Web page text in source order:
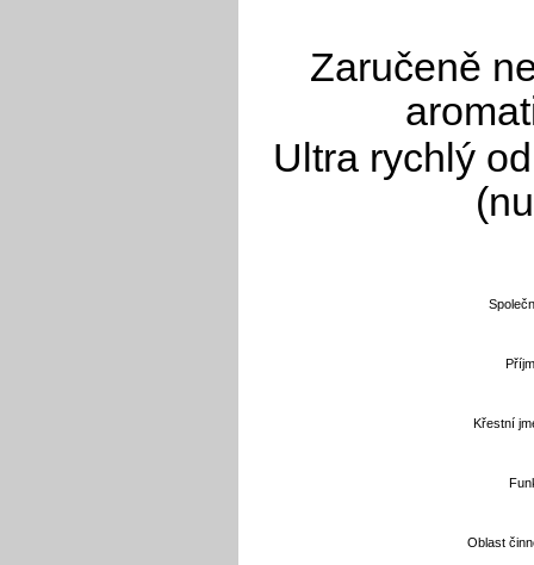
Zaručeně
Ultra rychlý
Křestní
Oblast